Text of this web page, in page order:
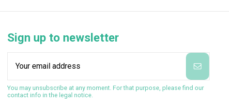
Sign up to newsletter
You may unsubscribe at any moment. For that purpose, please find our
contact info in the legal notice.